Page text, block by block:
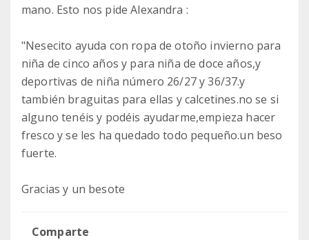
mano. Esto nos pide Alexandra :
"Nesecito ayuda con ropa de otoño invierno para
niña de cinco años y para niña de doce años,y
deportivas de niña número 26/27 y 36/37.y
también braguitas para ellas y calcetines.no se si
alguno tenéis y podéis ayudarme,empieza hacer
fresco y se les ha quedado todo pequeño.un beso
fuerte.
Gracias y un besote
Comparte